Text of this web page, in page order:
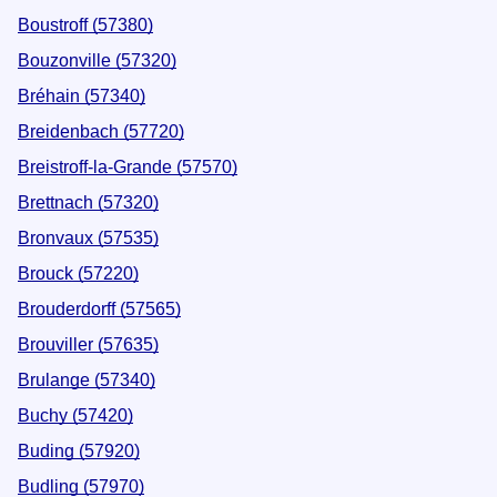
Boustroff (57380)
Bouzonville (57320)
Bréhain (57340)
Breidenbach (57720)
Breistroff-la-Grande (57570)
Brettnach (57320)
Bronvaux (57535)
Brouck (57220)
Brouderdorff (57565)
Brouviller (57635)
Brulange (57340)
Buchy (57420)
Buding (57920)
Budling (57970)